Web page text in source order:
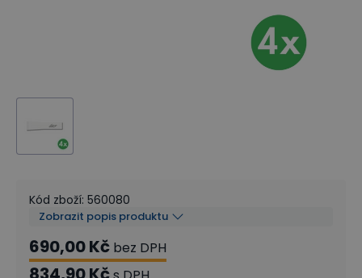
Kód zboží: 560080
Zobrazit popis produktu
690,00 Kč bez DPH